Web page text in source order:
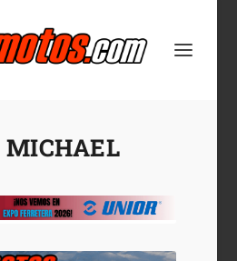
MICHAEL